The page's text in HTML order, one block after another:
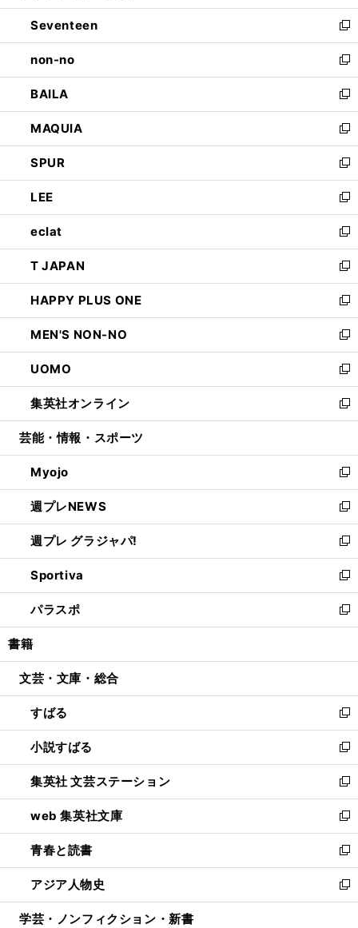
開
く
ウ
で
開
く
ン
ド
ウ
で
開
く
Seventeen
新
し
い
ウ
ィ
ン
ド
ウ
で
開
く
non-no
新
し
い
ウ
ィ
ン
ド
ウ
で
開
く
BAILA
新
し
い
ウ
ィ
ン
ド
ウ
で
開
く
MAQUIA
新
し
い
ウ
ィ
ン
ド
ウ
で
開
く
SPUR
新
し
い
ウ
ィ
ン
ド
ウ
で
開
く
LEE
新
し
い
ウ
ィ
ン
ド
ウ
で
開
く
eclat
新
し
い
ウ
ィ
ン
ド
ウ
で
開
く
T JAPAN
新
し
い
ウ
ィ
ン
ド
ウ
で
開
HAPPY PLUS ONE
新
し
い
ウ
ィ
ン
ド
ウ
開
く
MEN'S NON-NO
新
し
い
ウ
ィ
ン
ウ
で
開
く
UOMO
新
し
い
ウ
ン
ド
ウ
で
開
く
集英社オンライン
新
し
ウ
ィ
ン
ド
ウ
で
開
く
芸能・情報・スポーツ
Myojo
新
し
い
ウ
ィ
ン
ド
ウ
で
開
週プレNEWS
新
し
い
ウ
ィ
ン
ド
ウ
開
週プレ グラジャパ!
新
し
い
ウ
ィ
ン
ウ
開
く
Sportiva
新
し
い
ウ
ン
ウ
で
開
く
パラスポ
新
し
ウ
ン
ド
ウ
で
開
く
書籍
文芸・文庫・総合
すばる
新
し
い
ウ
ィ
ン
ド
ウ
で
開
く
小説すばる
新
し
い
ウ
ィ
ン
ド
ウ
で
開
集英社 文芸ステーション
新
し
い
ウ
ィ
ン
ド
ウ
web 集英社文庫
新
し
い
ウ
ィ
ン
青春と読書
新
し
い
ウ
アジア人物史
新
し
学芸・ノンフィクション・新書